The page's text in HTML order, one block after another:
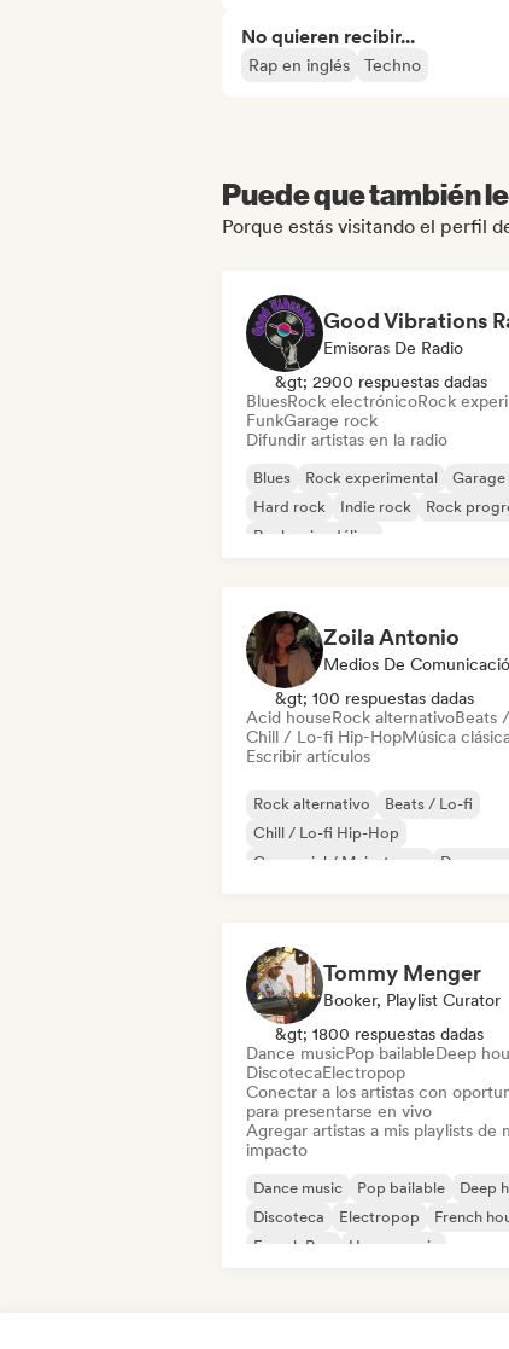
No quieren recibir...
Rap en inglés Techno
Puede que también
Porque estás visitando el perfil
Good Vibrations
Emisoras De Radio
&gt; 2900 respuestas dadas
BluesRock electrónicoRock
FunkGarage rock
Difundir artistas en la radio
Blues Rock experimental
Hard rock
Indie rock
Rock
Rock psicodélico
Zoila Antonio
&gt; 100 respuestas dadas
Acid houseRock alternativoBeats
Chill / Lo-fi Hip-HopMúsica
Escribir artículos
Rock alternativo
Beats / Lo-fi
Chill / Lo-fi Hip-Hop
Comercial / Mainstream
Dance
Tommy Menger
Booker, Playlist Curator
&gt; 1800 respuestas dadas
Dance musicPop bailableDeep
DiscotecaElectropop
Conectar a los artistas con
para presentarse en vivo
Agregar artistas a mis playlists de
impacto
Dance music Pop bailable
Deep
Discoteca
Electropop
French
French Pop
House music